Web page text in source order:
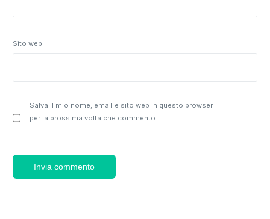
Sito web
Salva il mio nome, email e sito web in questo browser
per la prossima volta che commento.